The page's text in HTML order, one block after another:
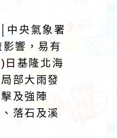
央氣象署
響，易有
日基隆北海
部大雨發
及強陣
落石及溪